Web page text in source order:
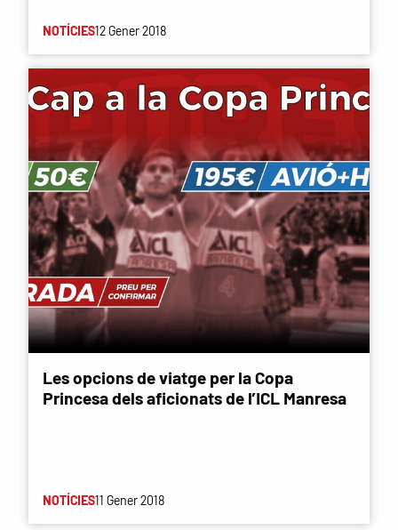
NOTÍCIES12 Gener 2018
Les opcions de viatge per la Copa
Princesa dels aficionats de l’ICL Manresa
NOTÍCIES11 Gener 2018